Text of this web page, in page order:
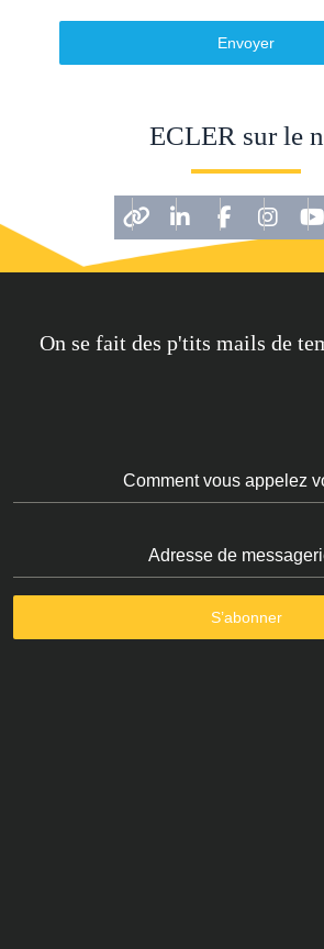
Envoyer
ECLER sur le
On se fait des p'tits mails de
Comment vous appelez
Adresse de
S’abonner